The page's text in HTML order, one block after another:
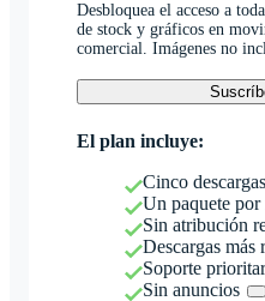
Desbloquea el acceso a
de stock y gráficos en
comercial. Imágenes no
El plan incluye:
Cinco
Un paquete por
Sin atribución
Descargas más
Soporte
Sin anuncios